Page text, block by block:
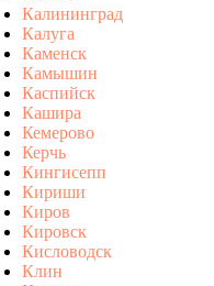
Калининград
Калуга
Каменск
Камышин
Каспийск
Кашира
Кемерово
Керчь
Кингисепп
Кириши
Киров
Кировск
Кисловодск
Клин